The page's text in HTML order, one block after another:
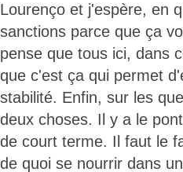
Lourenço et j'espère, en
sanctions parce que ça
pense que tous ici, dans
que c'est ça qui permet
stabilité. Enfin, sur les
deux choses. Il y a le
de court terme. Il faut le
de quoi se nourrir dans